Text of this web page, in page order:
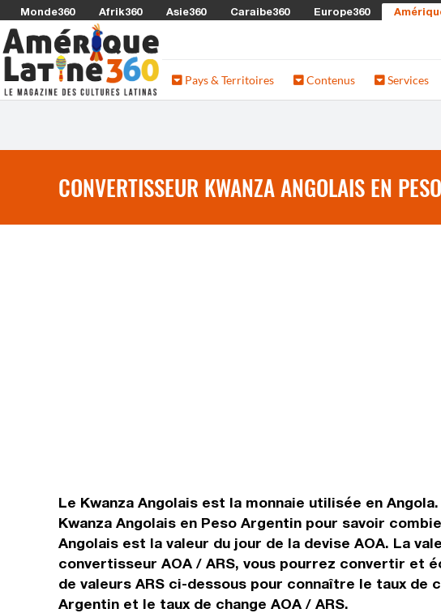
Monde360 Afrik360 Asie360 Caraibe360 Europe360
Pays & Territoires Contenus Services
CONVERTISSEUR KWANZA ANGOLAIS EN
Le Kwanza Angolais est la monnaie utilisée en
Kwanza Angolais en Peso Argentin pour savoir
Angolais est la valeur du jour de la devise AOA. La
convertisseur AOA / ARS, vous pourrez convertir et
de valeurs ARS ci-dessous pour connaître le taux de
Argentin et le taux de change AOA / ARS.